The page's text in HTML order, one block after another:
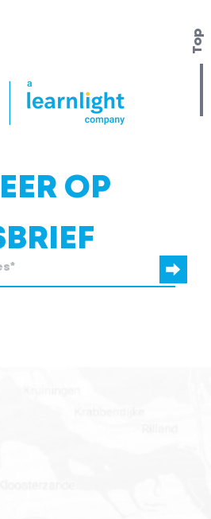
Top
OP